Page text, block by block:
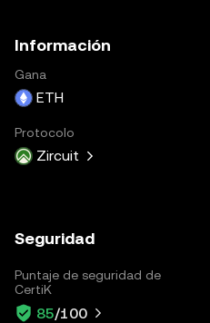
Información
Gana
ETH
Protocolo
Zircuit
Seguridad
Puntaje de seguridad de
CertiK
85/100